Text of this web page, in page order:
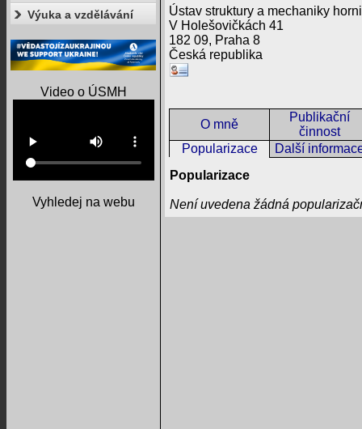
Výuka a vzdělávání
Video o ÚSMH
Vyhledej na webu
Ústav struktury a mechaniky
V Holešovičkách 41
182 09, Praha 8
Česká republika
O mně
Publikační
činnost
Popularizace
Další
Popularizace
Není uvedena žádná